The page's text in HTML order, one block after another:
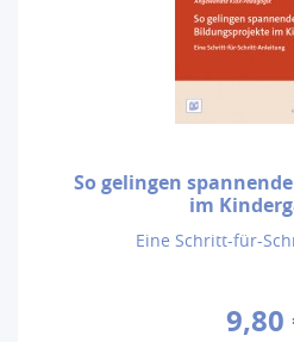
So gelingen
im
Eine Schritt-für-
9,80